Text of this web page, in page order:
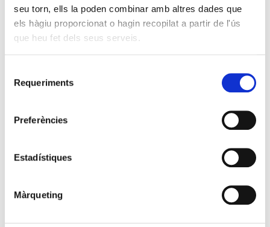
seu torn, ells la poden combinar amb altres dades que
els hàgiu proporcionat o hagin recopilat a partir de l'ús
que heu fet dels seus serveis.
Requeriments
Preferències
Estadístiques
Màrqueting